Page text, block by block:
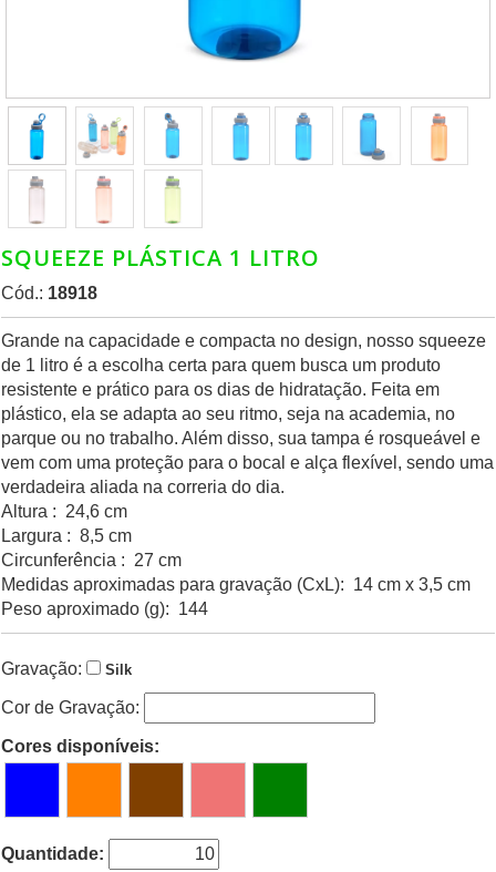
SQUEEZE PLÁSTICA 1 LITRO
Cód.: 18918
Grande na capacidade e compacta no design, nosso squeeze
de 1 litro é a escolha certa para quem busca um produto
resistente e prático para os dias de hidratação. Feita em
plástico, ela se adapta ao seu ritmo, seja na academia, no
parque ou no trabalho. Além disso, sua tampa é rosqueável e
vem com uma proteção para o bocal e alça flexível, sendo uma
verdadeira aliada na correria do dia.
Altura : 24,6 cm
Largura : 8,5 cm
Circunferência : 27 cm
Medidas aproximadas para gravação (CxL): 14 cm x 3,5 cm
Peso aproximado (g): 144
Gravação: Silk
Cor de Gravação:
Cores disponíveis:
Quantidade: